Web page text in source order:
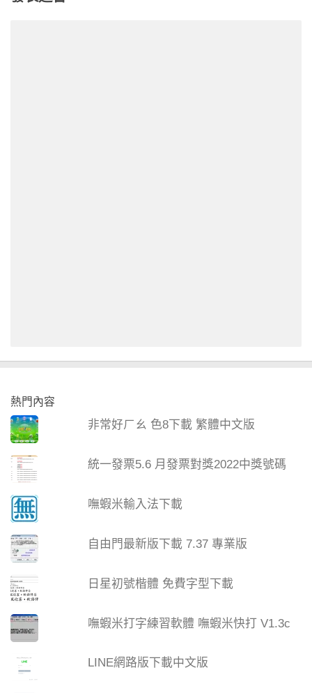
熱門內容
非常好ㄏㄠ 色8下載 繁體中文版
統一發票5.6 月發票對獎2022中獎號碼
嘸蝦米輸入法下載
自由門最新版下載 7.37 專業版
日星初號楷體 免費字型下載
嘸蝦米打字練習軟體 嘸蝦米快打 V1.3c
LINE網路版下載中文版